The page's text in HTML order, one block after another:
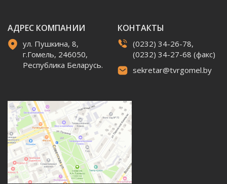
АДРЕС КОМПАНИИ
ул. Пушкина, 8,
г.Гомель, 246050,
Республика Беларусь.
КОНТАКТЫ
(0232) 34-26-78,
(0232) 34-27-68 (факс)
sekretar@tvrgomel.by